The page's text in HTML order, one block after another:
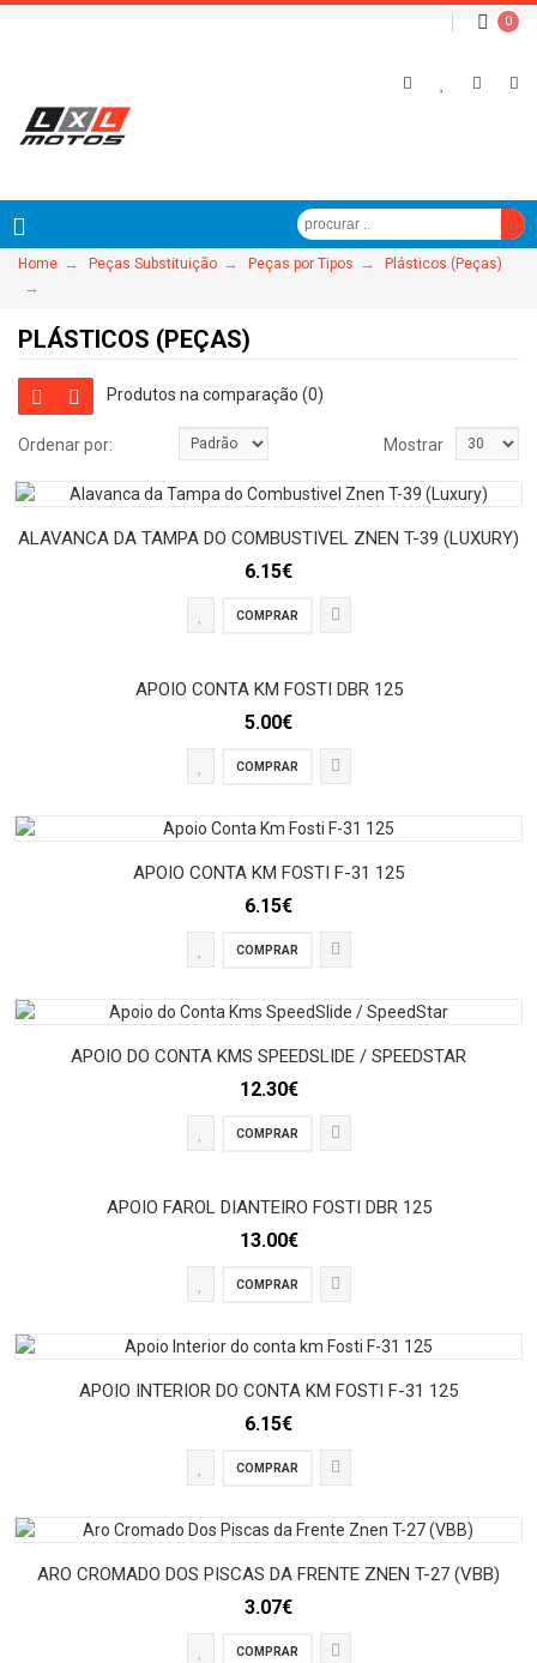
0
Home → Peças Substituição → Peças por Tipos → Plásticos (Peças)
→
PLÁSTICOS (PEÇAS)
Produtos na comparação (0)
Ordenar por: Mostrar
ALAVANCA DA TAMPA DO COMBUSTIVEL ZNEN T-39 (LUXURY)
6.15€
COMPRAR
APOIO CONTA KM FOSTI DBR 125
5.00€
COMPRAR
APOIO CONTA KM FOSTI F-31 125
6.15€
COMPRAR
APOIO DO CONTA KMS SPEEDSLIDE / SPEEDSTAR
12.30€
COMPRAR
APOIO FAROL DIANTEIRO FOSTI DBR 125
13.00€
COMPRAR
APOIO INTERIOR DO CONTA KM FOSTI F-31 125
6.15€
COMPRAR
ARO CROMADO DOS PISCAS DA FRENTE ZNEN T-27 (VBB)
3.07€
COMPRAR